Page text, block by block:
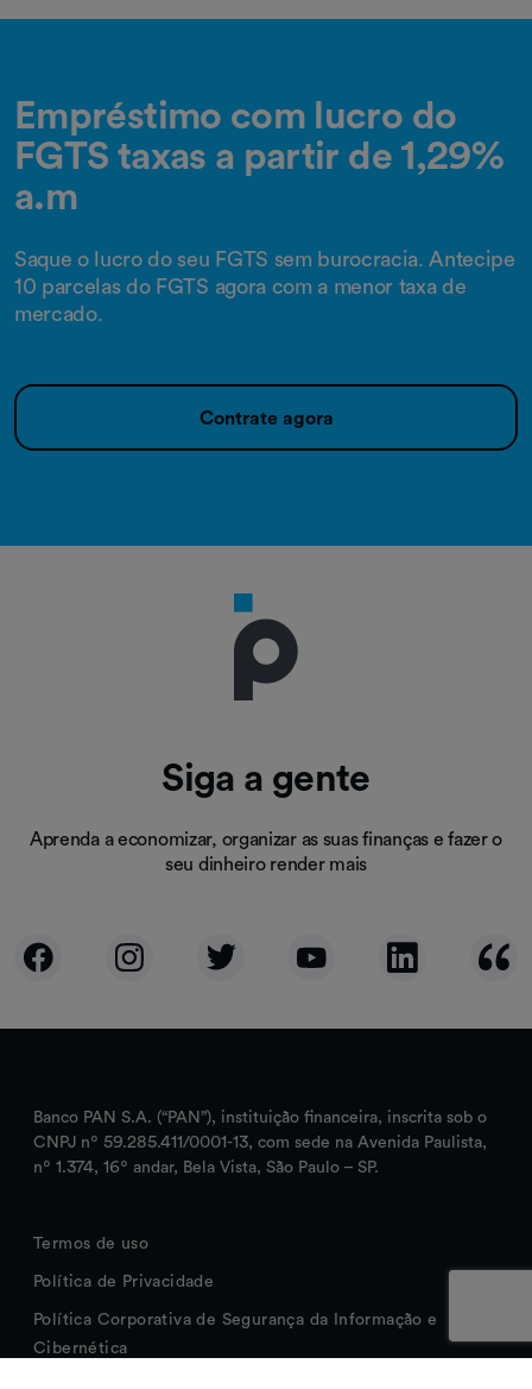
Empréstimo com lucro do
FGTS taxas a partir de 1,29%
a.m
Saque o lucro do seu FGTS sem burocracia. Antecipe
10 parcelas do FGTS agora com a menor taxa de
mercado.
Contrate agora
Siga a gente
Aprenda a economizar, organizar as suas finanças e fazer o
seu dinheiro render mais
Banco PAN S.A. (“PAN”), instituição financeira, inscrita sob o
CNPJ nº 59.285.411/0001-13, com sede na Avenida Paulista,
nº 1.374, 16º andar, Bela Vista, São Paulo – SP.
Termos de uso
Política de Privacidade
Política Corporativa de Segurança da Informação e
Cibernética